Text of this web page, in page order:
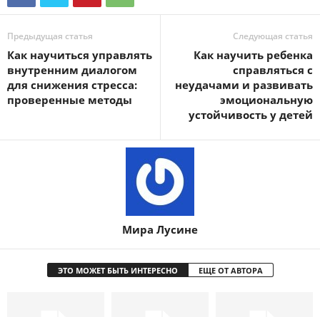
Предыдущая статья
Как научиться управлять
внутренним диалогом
для снижения стресса:
проверенные методы
Следующая статья
Как научить ребенка
справляться с
неудачами и развивать
эмоциональную
устойчивость у детей
Мира Лусине
ЭТО МОЖЕТ БЫТЬ ИНТЕРЕСНО ЕЩЕ ОТ АВТОРА